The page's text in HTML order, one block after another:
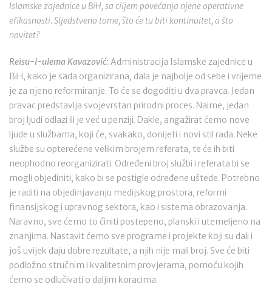
Islamske zajednice u BiH, sa ciljem povećanja njene operativne
efikasnosti. Sljedstveno tome, što će tu biti kontinuitet, a što
novitet?
Reisu-l-ulema Kavazović: Administracija Islamske zajednice u
BiH, kako je sada organizirana, dala je najbolje od sebe i vrijeme
je za njeno reformiranje. To će se dogoditi u dva pravca. Jedan
pravac predstavlja svojevrstan prirodni proces. Naime, jedan
broj ljudi odlazi ili je već u penziji. Dakle, angažirat ćemo nove
ljude u službama, koji će, svakako, donijeti i novi stil rada. Neke
službe su opterećene velikim brojem referata, te će ih biti
neophodno reorganizirati. Određeni broj službi i referata bi se
mogli objediniti, kako bi se postigle određene uštede. Potrebno
je raditi na objedinjavanju medijskog prostora, reformi
finansijskog i upravnog sektora, kao i sistema obrazovanja.
Naravno, sve ćemo to činiti postepeno, planski i utemeljeno na
znanjima. Nastavit ćemo sve programe i projekte koji su dali i
još uvijek daju dobre rezultate, a njih nije mali broj. Sve će biti
podložno stručnim i kvalitetnim provjerama, pomoću kojih
ćemo se odlučivati o daljim koracima.